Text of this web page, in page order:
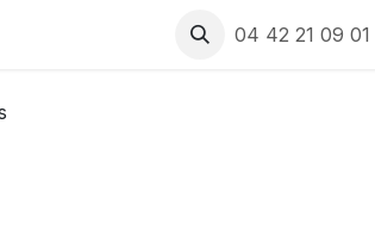
Assistance04 42 21 09 01